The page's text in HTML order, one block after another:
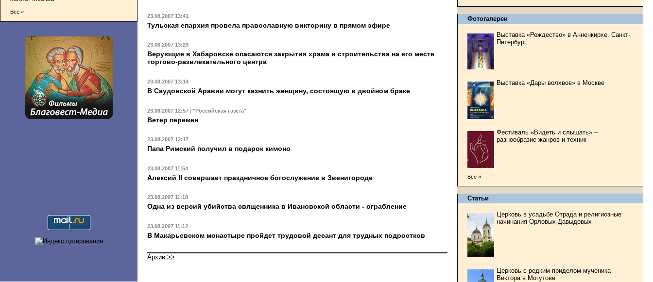
Все »
23.08.2007 13:41
Тульская епархия провела православную викторину в прямом эфире
23.08.2007 13:29
Верующие в Хабаровске опасаются закрытия храма и строительства на его месте
торгово-развлекательного центра
23.08.2007 13:14
В Саудовской Аравии могут казнить женщину, состоящую в двойном браке
23.08.2007 12:57 | "Российская газета"
Ветер перемен
23.08.2007 12:17
Папа Римский получил в подарок кимоно
23.08.2007 11:54
Алексий II совершает праздничное богослужение в Звенигороде
23.08.2007 11:18
Одна из версий убийства священника в Ивановской области - ограбление
23.08.2007 11:12
В Макарьевском монастыре пройдет трудовой десант для трудных подростков
Архив >>
Фотогалереи
Выставка «Рождество» в Анненкирхе. Санкт-
Петербург
Выставка «Дары волхвов» в Москве
Фестиваль «Видеть и слышать» –
разнообразие жанров и техник
Все »
Статьи
Церковь в усадьбе Отрада и религиозные
начинания Орловых-Давыдовых
Церковь с редким приделом мученика
Виктора в Могутове